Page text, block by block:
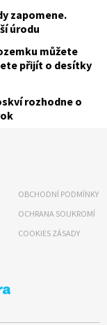
zapomene.
úrodu
můžete
přijít o desítky
rozhodne o
OBCHODNÍ PODMÍNKY
OCHRANA SOUKROMÍ
COOKIES ZÁSADY